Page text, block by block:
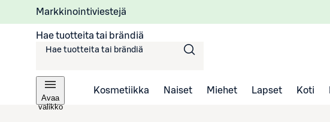
Markkinointiviestejä
Hae tuotteita tai brändiä
Avaa
valikko
Kosmetiikka Naiset Miehet Lapset Koti